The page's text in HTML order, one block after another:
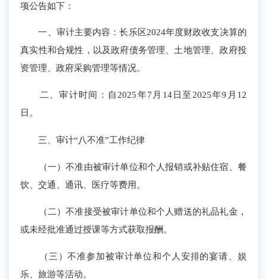
项公告如下：
一、 审计主要内容：长乐区2024年度财政收支决算的
真实性和合规性 ，以及政府债务管理、 土地管理、政府投
资管理、政府采购管理等情况。
二、审计时间：自2025年7 月 14日至2025年9 月 12
日。
三、审计“八不准”工作纪律
（一）不准由被审计单位和个人报销或补贴住宿、餐
饮、交通、通讯、医疗等费用。
（二）不准接受被审计单位和个人赠送的礼品礼金，
或未经批准通过授课等方式获取报酬。
（三）不准参加被审计单位和个人安排的宴请、娱
乐、旅游等活动。